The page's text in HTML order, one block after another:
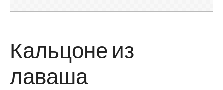
Кальцоне из
лаваша